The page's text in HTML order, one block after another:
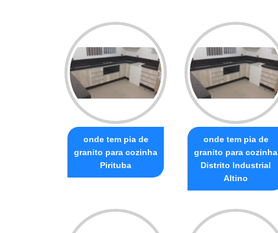
onde tem pia de
granito para cozinha
Pirituba
onde tem pia de
granito para cozinha
Distrito Industrial
Altino